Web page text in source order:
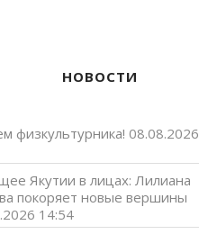
НОВОСТИ
физкультурника! 08.08.2026
Якутии в лицах: Лилиана
покоряет новые вершины
14:54